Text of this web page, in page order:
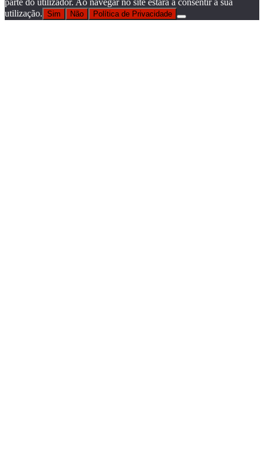
parte do utilizador. Ao navegar no site estará a consentir a sua
utilização. Sim Não Política de Privacidade